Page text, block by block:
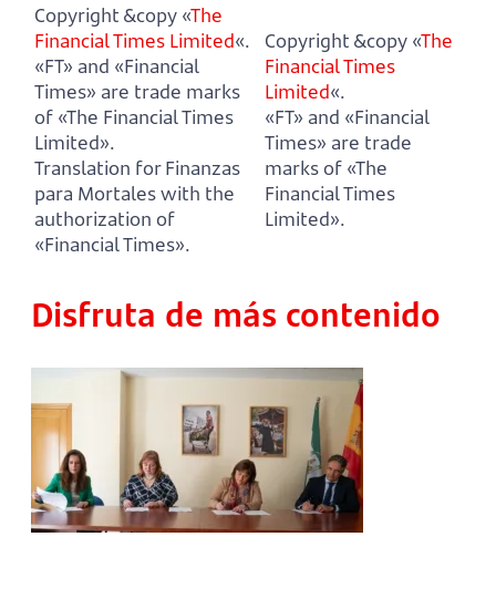
Copyright &copy «The
Financial Times Limited«.
«FT» and «Financial
Times» are trade marks
of «The Financial Times
Limited».
Translation for Finanzas
para Mortales with the
authorization of
«Financial Times».
Copyright &copy «The
Financial Times
Limited«.
«FT» and «Financial
Times» are trade
marks of «The
Financial Times
Limited».
Disfruta de más contenido